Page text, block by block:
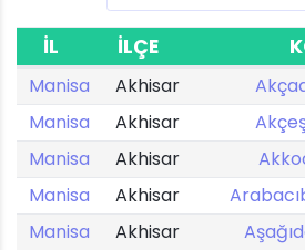
İL İLÇE
Manisa Akhisar
Manisa
Akhisar
Manisa
Akhisar
Manisa
Akhisar
Manisa
Akhisar